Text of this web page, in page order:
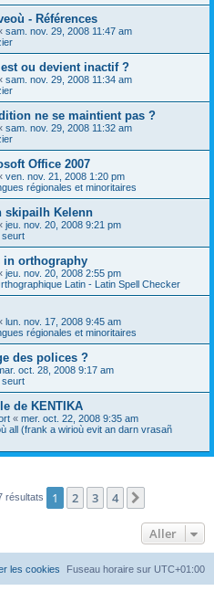
- Références
sam. nov. 29, 2008 11:47 am
ou devient inactif ?
sam. nov. 29, 2008 11:34 am
ne se maintient pas ?
sam. nov. 29, 2008 11:32 am
Office 2007
ven. nov. 21, 2008 1:20 pm
régionales et minoritaires
skipailh Kelenn
jeu. nov. 20, 2008 9:21 pm
seurt
in orthography
jeu. nov. 20, 2008 2:55 pm
Latin - Latin Spell Checker
lun. nov. 17, 2008 9:45 am
régionales et minoritaires
des polices ?
oct. 28, 2008 9:17 am
seurt
de KENTIKA
« mer. oct. 22, 2008 9:35 am
all (frank a wirioù evit an darn vrasañ
résultats 1 2 3 4
Aller
Fuseau horaire sur UTC+01:00
les cookies